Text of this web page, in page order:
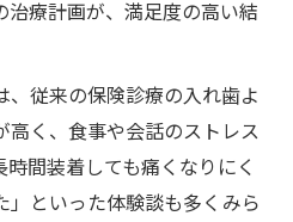
治療計画が、満足度の高い結
従来の保険診療の入れ歯よ
高く、食事や会話のストレス
間装着しても痛くなりにく
」といった体験談も多くみら